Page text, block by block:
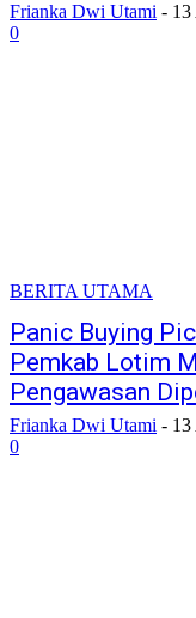
Frianka Dwi Utami -
0
BERITA UTAMA
Panic Buying
Pemkab Lotim
Pengawasan
Frianka Dwi Utami -
0